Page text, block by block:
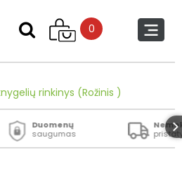
0
rinkinys (Rožinis )
Duomenų
saugumas